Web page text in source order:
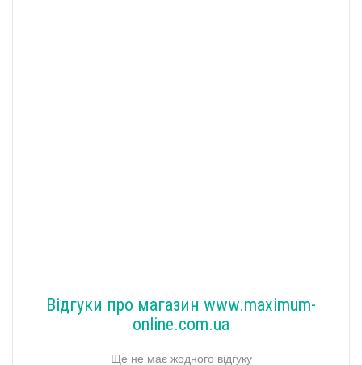
Відгуки про магазин www.maximum-
online.com.ua
Ще не має жодного відгуку